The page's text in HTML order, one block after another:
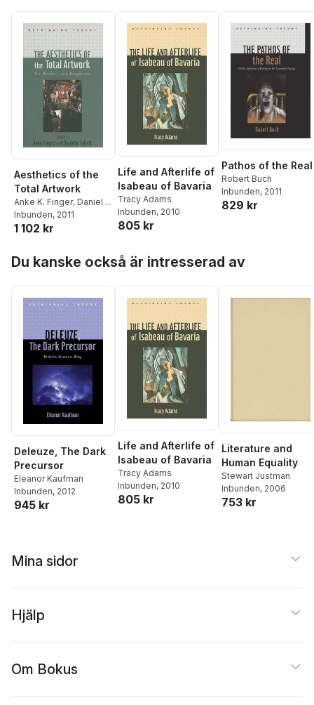
Aesthetics of the
Total Artwork
Anke K. Finger, Danielle
Follett
Inbunden, 2011
1 102 kr
Life and Afterlife of
Isabeau of Bavaria
Tracy Adams
Inbunden, 2010
805 kr
Pathos of the Real
Robert Buch
Inbunden, 2011
829 kr
Du kanske också är intresserad av
Deleuze, The Dark
Precursor
Eleanor Kaufman
Inbunden, 2012
945 kr
Life and Afterlife of
Isabeau of Bavaria
Tracy Adams
Inbunden, 2010
805 kr
Literature and
Human Equality
Stewart Justman
Inbunden, 2006
753 kr
Mina sidor
Hjälp
Om Bokus